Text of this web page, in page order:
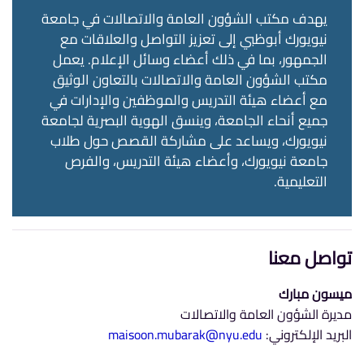
يهدف مكتب الشؤون العامة والاتصالات في جامعة
نيويورك أبوظبي إلى تعزيز التواصل والعلاقات مع
الجمهور، بما في ذلك أعضاء وسائل الإعلام. يعمل
مكتب الشؤون العامة والاتصالات بالتعاون الوثيق
مع أعضاء هيئة التدريس والموظفين والإدارات في
جميع أنحاء الجامعة، وينسق الهوية البصرية لجامعة
نيويورك، ويساعد على مشاركة القصص حول طلاب
جامعة نيويورك، وأعضاء هيئة التدريس، والفرص
التعليمية.
تواصل معنا
ميسون مبارك
مديرة الشؤون العامة والاتصالات
البريد الإلكتروني:maisoon.mubarak@nyu.edu